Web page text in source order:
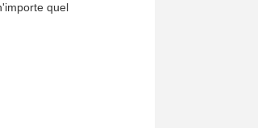
quel